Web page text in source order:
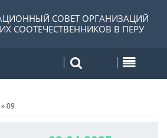
СОВЕТ ОРГАНИЗАЦИЙ
СООТЕЧЕСТВЕННИКОВ В ПЕРУ
»09